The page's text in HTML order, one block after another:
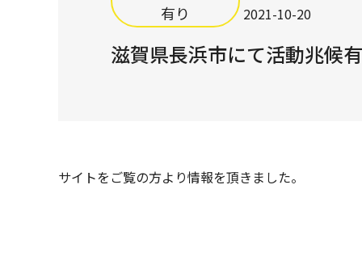
有り
2021-10-20
滋賀県長浜市にて活動兆候
サイトをご覧の方より情報を頂きました。